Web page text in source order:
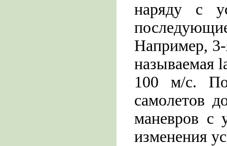
наряду с
Например, 3-
называемая
100 м/с.
самолетов
маневров с
изменения